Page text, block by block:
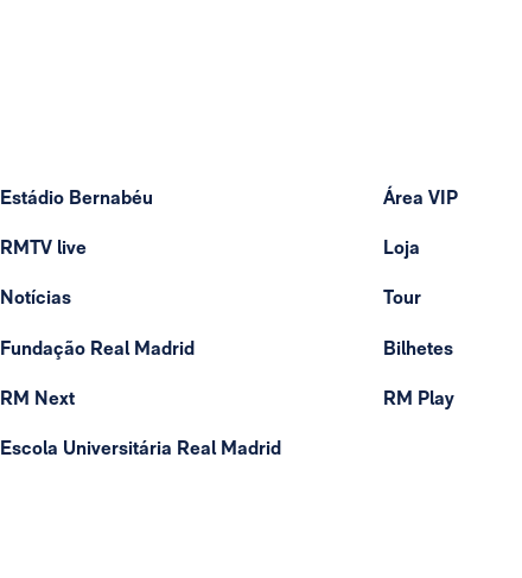
Estádio Bernabéu
RMTV live
Notícias
Fundação Real Madrid
RM Next
Escola Universitária Real Madrid
Área VIP
Loja
Tour
Bilhetes
RM Play